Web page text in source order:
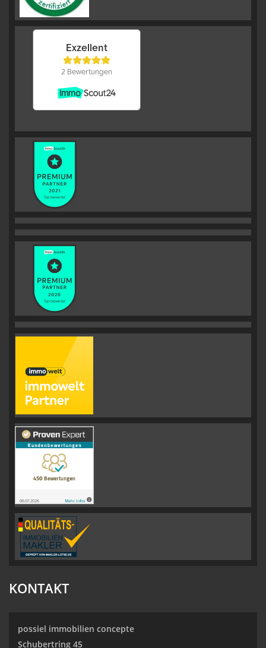
KONTAKT
possiel immobilien concepte
Schubertring 45